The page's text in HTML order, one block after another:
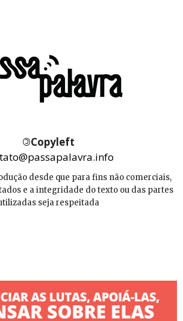
©Copyleft
desde que para fins não comerciais,
e a integridade do texto ou das partes
seja respeitada